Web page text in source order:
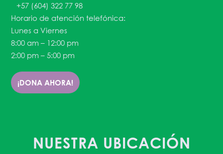
+57 (604) 322 77 98
Horario de atención telefónica:
Lunes a Viernes
8:00 am – 12:00 pm
2:00 pm – 5:00 pm
¡DONA AHORA!
NUESTRA UBICACIÓN